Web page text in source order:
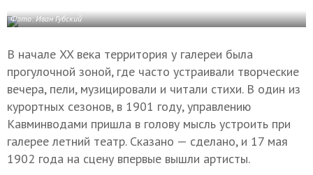
Фото: Иван Губский
В начале XX века территория у галереи была
прогулочной зоной, где часто устраивали творческие
вечера, пели, музицировали и читали стихи. В один из
курортных сезонов, в 1901 году, управлению
Кавминводами пришла в голову мысль устроить при
галерее летний театр. Сказано — сделано, и 17 мая
1902 года на сцену впервые вышли артисты.